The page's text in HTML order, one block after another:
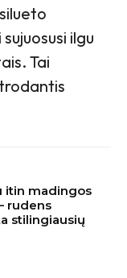
ilgu
Tai
itin madingos
rudens
stilingiausių